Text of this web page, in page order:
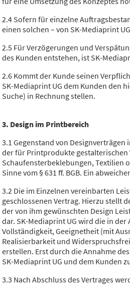
2.4 Sofern für einzelne
einen solchen – von SK-Mediaprint
2.5 Für Verzögerungen und
des Kunden entstehen, ist SK-
2.6 Kommt der Kunde seinen
SK-Mediaprint UG dem Kunden den
Suche) in Rechnung stellen.
3. Design im Printbereich
3.1 Gegenstand von
der für Printprodukte gestalterischen
Schaufensterbeklebungen, Textilien
Sinne vom § 631 ff. BGB. Ein
3.2 Die im Einzelnen vereinbarten
geschlossenen Vertrag. Hierzu stellt
der von ihm gewünschten Design
dar. SK-Mediaprint UG wird die in
Vollständigkeit, Geeignetheit (mit
Realisierbarkeit und
erstellen. Erst durch die Annahme
SK-Mediaprint UG und dem Kunden
3.3 Nach Abschluss des Vertrages